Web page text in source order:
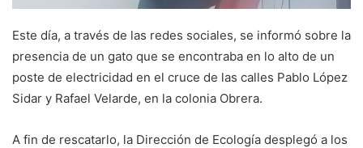
Este día, a través de las redes sociales, se informó sobre la
presencia de un gato que se encontraba en lo alto de un
poste de electricidad en el cruce de las calles Pablo López
Sidar y Rafael Velarde, en la colonia Obrera.
A fin de rescatarlo, la Dirección de Ecología desplegó a los